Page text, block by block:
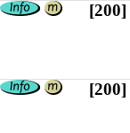
[200]
[200]